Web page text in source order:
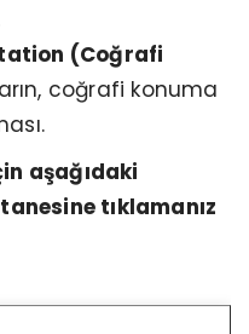
(Coğrafi
coğrafi konuma
aşağıdaki
tıklamanız